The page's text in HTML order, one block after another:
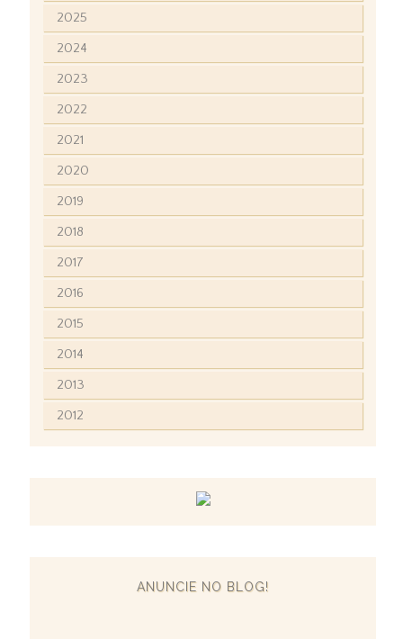
2025
2024
2023
2022
2021
2020
2019
2018
2017
2016
2015
2014
2013
2012
ANUNCIE NO BLOG!